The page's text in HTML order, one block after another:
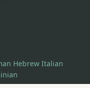
Hebrew Italian